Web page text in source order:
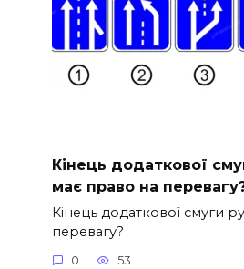
Кінець додаткової
має право на
Кінець додаткової смуги
перевагу?
0 53